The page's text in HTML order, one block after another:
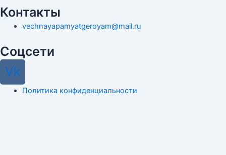
Контакты
vechnayapamyatgeroyam@mail.ru
Соцсети
Vk
Политика конфиденциальности